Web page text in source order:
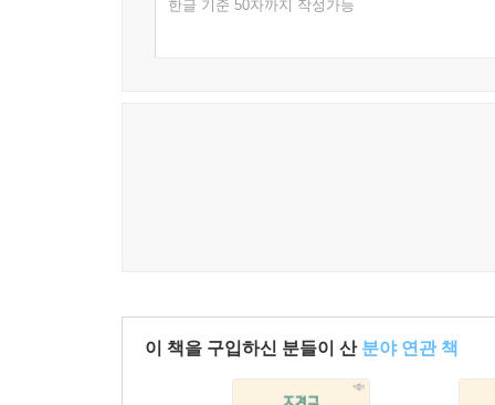
한글 기준 50자까지 작성가능
이 책을 구입하신 분들이 산 분야 연관 책